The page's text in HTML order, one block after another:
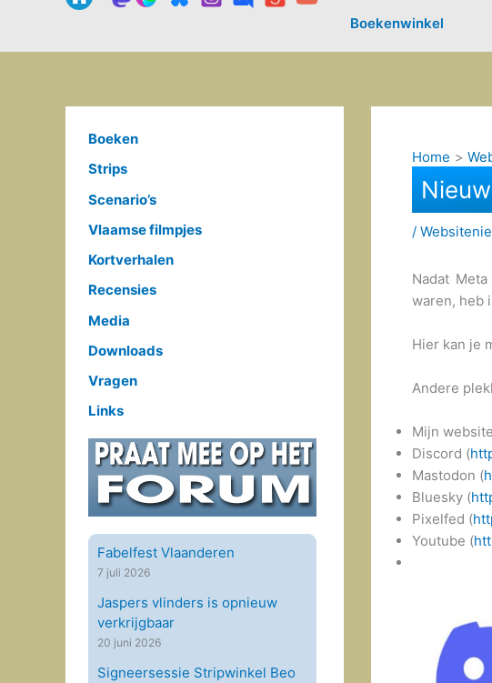
Boekenwinkel
Boeken
Strips
Scenario’s
Vlaamse filmpjes
Kortverhalen
Recensies
Media
Downloads
Vragen
Links
Fabelfest Vlaanderen
7 juli 2026
Jaspers vlinders is opnieuw
verkrijgbaar
20 juni 2026
Signeersessie Stripwinkel Beo
Home
/
Nadat
waren, heb
Hier kan je
Andere
Mijn
Discord (
Mastodon (
Bluesky (
Pixelfed (
Youtube (